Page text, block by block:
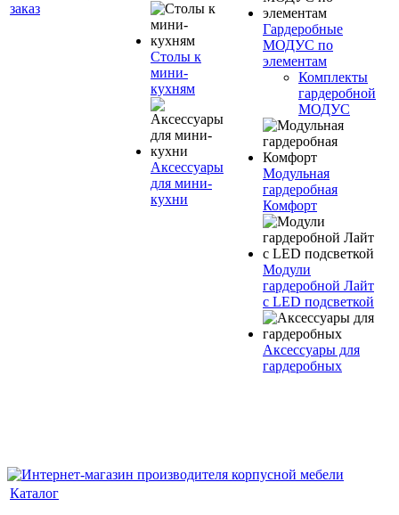
заказ
Столы к
мини-
кухням
Аксессуары
для мини-
кухни
Гардеробные
МОДУС по
элементам
Комплекты
гардеробной
МОДУС
Модульная
гардеробная
Комфорт
Модули
гардеробной Лайт
с LED подсветкой
Аксессуары для
гардеробных
Каталог